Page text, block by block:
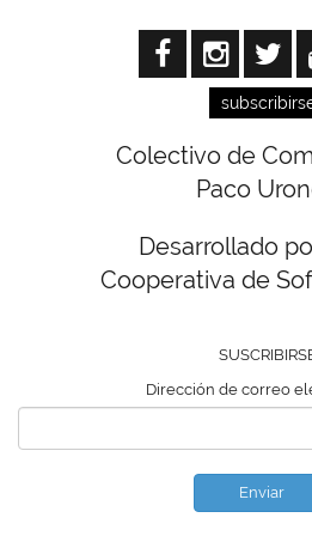
Colectivo de
Paco
Desarrollado
Cooperativa de
Dirección de correo
Enviar